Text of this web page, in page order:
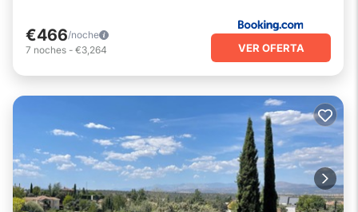
€466/noche
7 noches - €3,264 VER OFERTA